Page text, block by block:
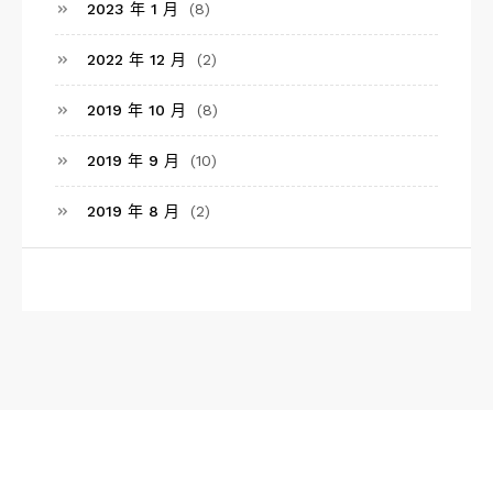
2023 年 1 月 (8)
2022 年 12 月 (2)
2019 年 10 月 (8)
2019 年 9 月 (10)
2019 年 8 月 (2)